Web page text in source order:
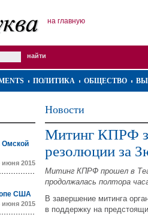
на главную
ПОЛИТИКА ОБЩЕСТВО
Омской
июня 2015
США
июня 2015
Новости
Митинг КПРФ
резолюции за
Митинг КПРФ прошел в
продолжалась полтора
В завершение митинга
в поддержку на